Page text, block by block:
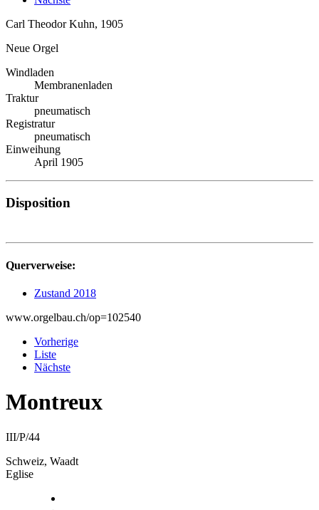
Carl Theodor Kuhn, 1905
Neue Orgel
Windladen
Membranenladen
Traktur
pneumatisch
Registratur
pneumatisch
Einweihung
April 1905
Disposition
Querverweise:
Zustand 2018
www.orgelbau.ch/op=102540
Vorherige
Liste
Nächste
Montreux
III/P/44
Schweiz, Waadt
Eglise